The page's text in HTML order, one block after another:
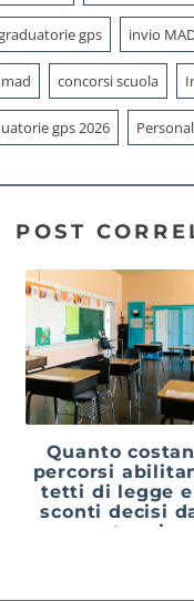
gps invio
mad concorsi scuola
gps 2026
POST
Quanto
percorsi
tetti di legge
sconti decisi
atenei